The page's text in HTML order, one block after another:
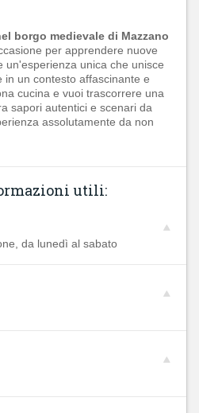
borgo medievale di Mazzano
per apprendere nuove
un'esperienza unica che unisce
un contesto affascinante e
cucina e vuoi trascorrere una
sapori autentici e scenari da
assolutamente da non
utili:
da lunedì al sabato